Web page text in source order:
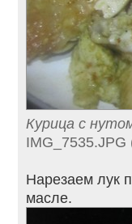
Курица с
Нарезаем лук
масле.